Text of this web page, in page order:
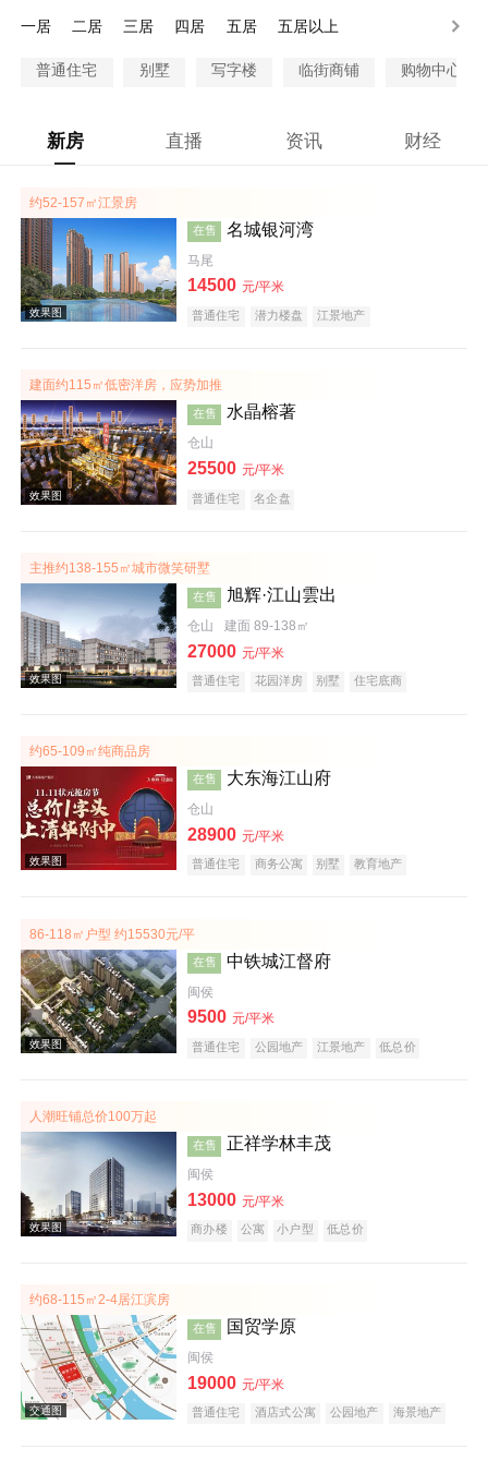
一居
二居 三居 四居 五居 五居以上
普通住宅 别墅 写字楼 临街商铺 购物中心商
新房 直播 资讯 财经
约52-157㎡江景房
效果图
在售 名城银河湾
马尾
14500 元/平米
普通住宅 潜力楼盘 江景地产
建面约115㎡低密洋房，应势加推
效果图
在售 水晶榕著
仓山
25500 元/平米
普通住宅 名企盘
主推约138-155㎡城市微笑研墅
效果图
在售 旭辉·江山雲出
仓山 建面 89-138㎡
27000 元/平米
普通住宅 花园洋房 别墅
住宅底商
约65-109㎡纯商品房
效果图
在售 大东海江山府
仓山
28900 元/平米
普通住宅 商务公寓 别墅 教育地产
86-118㎡户型 约15530元/平
在售 中铁城江督府
闽侯
9500 元/平米
普通住宅 公园地产 江景地产
低总价
人潮旺铺总价100万起
在售 正祥学林丰茂
闽侯
13000 元/平米
商办楼 公寓 小户型 低总价
约68-115㎡2-4居江滨房
在售 国贸学原
闽侯
19000 元/平米
普通住宅 酒店式公寓 公园地产
海景地产